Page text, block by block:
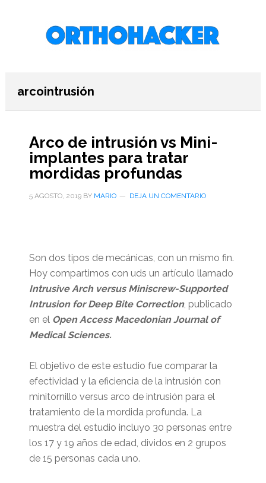
arcointrusión
Arco de intrusión vs Mini-
implantes para tratar
mordidas profundas
5 AGOSTO, 2019BY MARIO DEJA UN COMENTARIO
Son dos tipos de mecánicas, con un mismo fin.
Hoy compartimos con uds un artículo llamado
Intrusive Arch versus Miniscrew-Supported
Intrusion for Deep Bite Correction, publicado
en el Open Access Macedonian Journal of
Medical Sciences.
El objetivo de este estudio fue comparar la
efectividad y la eficiencia de la intrusión con
minitornillo versus arco de intrusión para el
tratamiento de la mordida profunda. La
muestra del estudio incluyo 30 personas entre
los 17 y 19 años de edad, dividos en 2 grupos
de 15 personas cada uno.